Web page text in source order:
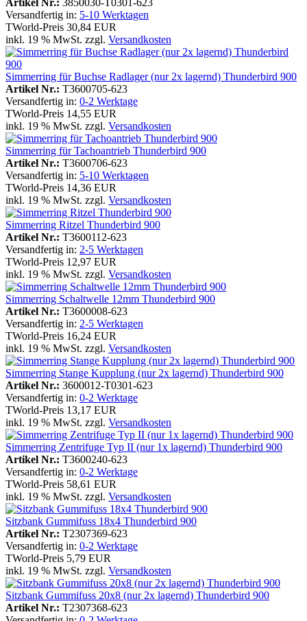
Versandfertig in: 5-10 Werktagen
TWorld-Preis 30,84 EUR
inkl. 19 % MwSt. zzgl. Versandkosten
Simmerring für Buchse Radlager (nur 2x lagernd) Thunderbird 900
Artikel Nr.: T3600705-623
Versandfertig in: 0-2 Werktage
TWorld-Preis 14,55 EUR
inkl. 19 % MwSt. zzgl. Versandkosten
Simmerring für Tachoantrieb Thunderbird 900
Artikel Nr.: T3600706-623
Versandfertig in: 5-10 Werktagen
TWorld-Preis 14,36 EUR
inkl. 19 % MwSt. zzgl. Versandkosten
Simmerring Ritzel Thunderbird 900
Artikel Nr.: T3600112-623
Versandfertig in: 2-5 Werktagen
TWorld-Preis 12,97 EUR
inkl. 19 % MwSt. zzgl. Versandkosten
Simmerring Schaltwelle 12mm Thunderbird 900
Artikel Nr.: T3600008-623
Versandfertig in: 2-5 Werktagen
TWorld-Preis 16,24 EUR
inkl. 19 % MwSt. zzgl. Versandkosten
Simmerring Stange Kupplung (nur 2x lagernd) Thunderbird 900
Artikel Nr.: 3600012-T0301-623
Versandfertig in: 0-2 Werktage
TWorld-Preis 13,17 EUR
inkl. 19 % MwSt. zzgl. Versandkosten
Simmerring Zentrifuge Typ II (nur 1x lagernd) Thunderbird 900
Artikel Nr.: T3600240-623
Versandfertig in: 0-2 Werktage
TWorld-Preis 58,61 EUR
inkl. 19 % MwSt. zzgl. Versandkosten
Sitzbank Gummifuss 18x4 Thunderbird 900
Artikel Nr.: T2307369-623
Versandfertig in: 0-2 Werktage
TWorld-Preis 5,79 EUR
inkl. 19 % MwSt. zzgl. Versandkosten
Sitzbank Gummifuss 20x8 (nur 2x lagernd) Thunderbird 900
Artikel Nr.: T2307368-623